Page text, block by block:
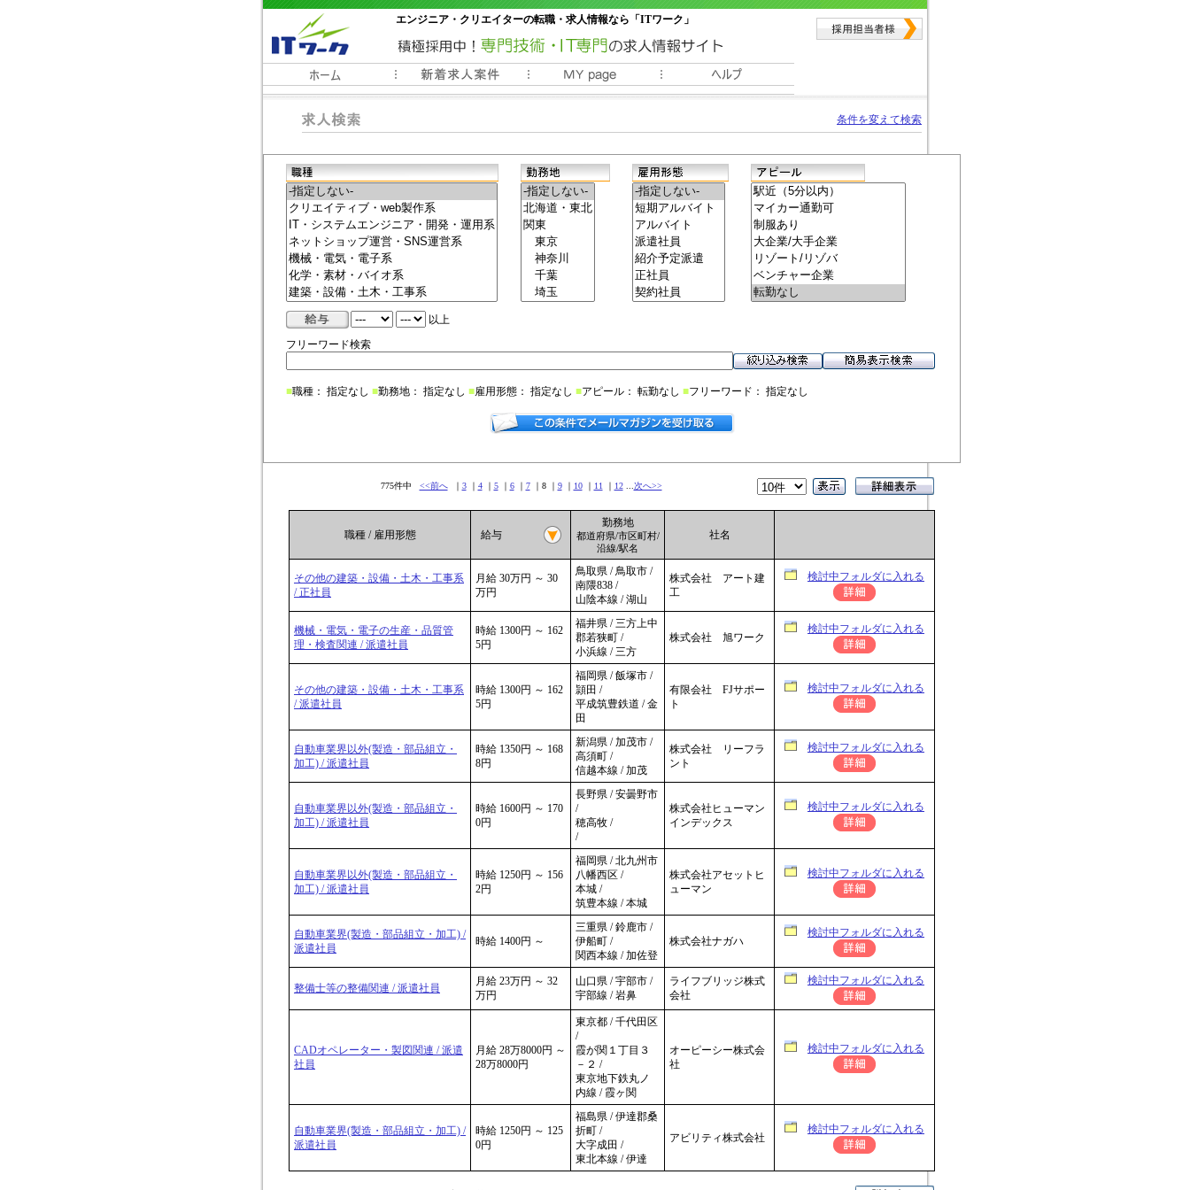
エンジニア・クリエイターの転職・求人情報なら「ITワーク」
常時3000件以上の求人情報掲載中
条件を変えて検索
以上
フリーワード検索
■職種： 指定なし ■勤務地： 指定なし ■雇用形態： 指定なし ■アピール： 転勤なし ■フリーワード： 指定なし
775件中 <<前へ｜ 3｜ 4｜ 5｜ 6｜ 7｜8 ｜ 9｜ 10｜ 11 ｜ 12... 次へ>>
職種 / 雇用形態 給与
勤務地
都道府県/市区町村/
沿線/駅名
社名
その他の建築・設備・土木・工事系
/ 正社員
月給 30万円 ～ 30
万円
鳥取県 / 鳥取市 /
南隈838 /
山陰本線 / 湖山
株式会社 アート建
工
検討中フォルダに入れる
機械・電気・電子の生産・品質管
理・検査関連 / 派遣社員
時給 1300円 ～ 162
5円
福井県 / 三方上中
郡若狭町 /
小浜線 / 三方
株式会社 旭ワーク
検討中フォルダに入れる
その他の建築・設備・土木・工事系
/ 派遣社員
時給 1300円 ～ 162
5円
福岡県 / 飯塚市 /
頴田 /
平成筑豊鉄道 / 金
田
有限会社 FJサポー
ト
検討中フォルダに入れる
自動車業界以外(製造・部品組立・
加工) / 派遣社員
時給 1350円 ～ 168
8円
新潟県 / 加茂市 /
高須町 /
信越本線 / 加茂
株式会社 リーフラ
ント
検討中フォルダに入れる
自動車業界以外(製造・部品組立・
加工) / 派遣社員
時給 1600円 ～ 170
0円
長野県 / 安曇野市
/
穂高牧 /
/
株式会社ヒューマン
インデックス
検討中フォルダに入れる
自動車業界以外(製造・部品組立・
加工) / 派遣社員
時給 1250円 ～ 156
2円
福岡県 / 北九州市
八幡西区 /
本城 /
筑豊本線 / 本城
株式会社アセットヒ
ューマン
検討中フォルダに入れる
自動車業界(製造・部品組立・加工) /
派遣社員
時給 1400円 ～
三重県 / 鈴鹿市 /
伊船町 /
関西本線 / 加佐登
株式会社ナガハ
検討中フォルダに入れる
整備士等の整備関連 / 派遣社員
月給 23万円 ～ 32
万円
山口県 / 宇部市 /
宇部線 / 岩鼻
ライフブリッジ株式
会社
検討中フォルダに入れる
CADオペレーター・製図関連 / 派遣
社員
月給 28万8000円 ～
28万8000円
東京都 / 千代田区
/
霞が関１丁目３
－２ /
東京地下鉄丸ノ
内線 / 霞ヶ関
オーピーシー株式会
社
検討中フォルダに入れる
自動車業界(製造・部品組立・加工) /
派遣社員
時給 1250円 ～ 125
0円
福島県 / 伊達郡桑
折町 /
大字成田 /
東北本線 / 伊達
アビリティ株式会社
検討中フォルダに入れる